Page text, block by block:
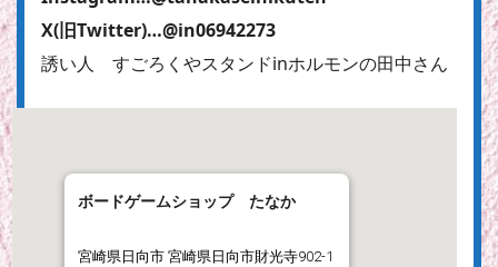
X(旧Twitter)…@in06942273
誘い人 すごろくやスタンドinホルモンの田中さん
ボードゲームショップ たなか
宮崎県日向市 宮崎県日向市財光寺902-1